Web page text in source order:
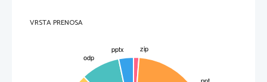
VRSTA PRENOSA